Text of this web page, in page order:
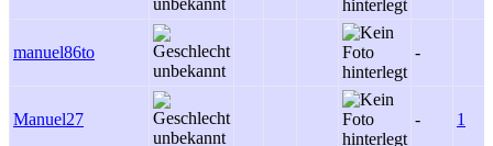
manuel86to -
Manuel27 - 1